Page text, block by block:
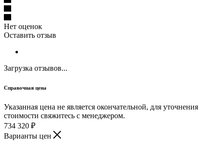
Нет оценок
Оставить отзыв
Загрузка отзывов...
Справочная цена
Указанная цена не является окончательной, для уточнения
стоимости свяжитесь с менеджером.
734 320 ₽
Варианты цен